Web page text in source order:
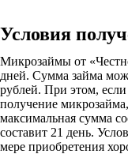
Условия
Микрозаймы от
дней. Сумма займа
рублей. При этом, если
получение
максимальная сумма
составит 21 день.
мере приобретения